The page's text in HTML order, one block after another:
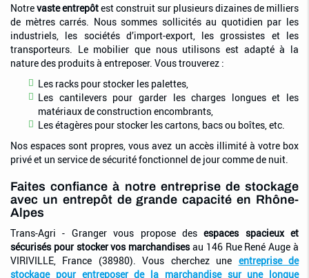
Notrevaste entrepôtest construit sur plusieurs dizaines de milliers
de mètres carrés. Nous sommes sollicités au quotidien par les
industriels, les sociétés d’import-export, les grossistes et les
transporteurs. Le mobilier que nous utilisons est adapté à la
nature des produits à entreposer. Vous trouverez :
Les racks pour stocker les palettes,
Les cantilevers pour garder les charges longues et les
matériaux de construction encombrants,
Les étagères pour stocker les cartons, bacs ou boîtes, etc.
Nos espaces sont propres, vous avez un accès illimité à votre box
privé et un service de sécurité fonctionnel de jour comme de nuit.
Faites confiance à notre entreprise de stockage
avec un entrepôt de grande capacité en Rhône-
Alpes
Trans-Agri - Granger vous propose desespaces spacieux et
sécurisés pour stocker vos marchandisesau 146 Rue René Auge à
VIRIVILLE, France (38980). Vous cherchez une entreprise de
stockage pour entreposer de la marchandise sur une longue